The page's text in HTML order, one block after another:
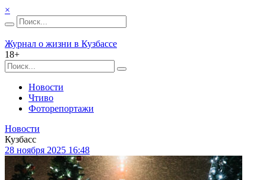
×
Журнал о жизни в Кузбассе
18+
Новости
Чтиво
Фоторепортажи
Новости
Кузбасс
28 ноября 2025 16:48